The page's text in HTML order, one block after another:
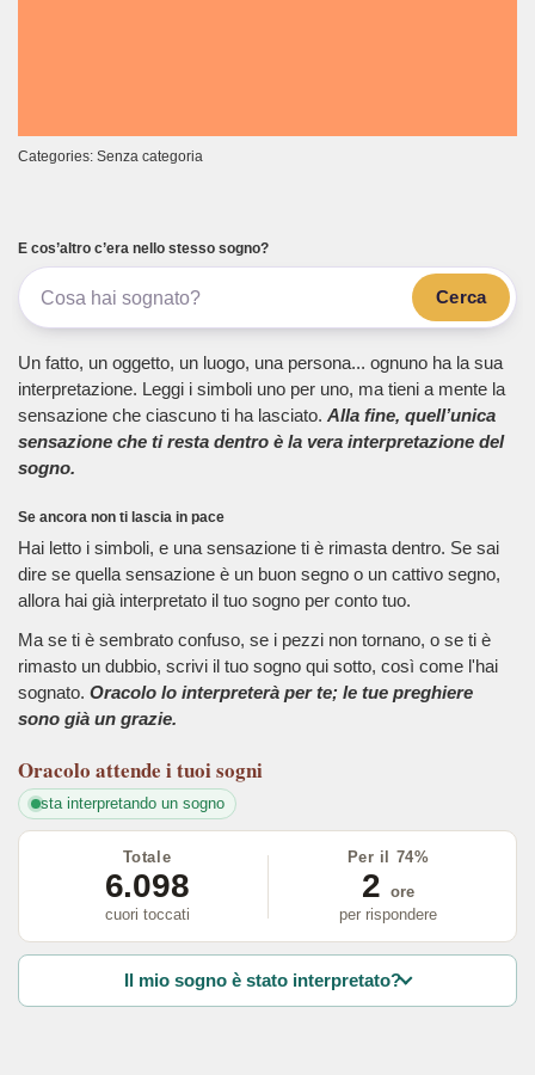
Categories: Senza categoria
E cos’altro c’era nello stesso sogno?
Cerca
Un fatto, un oggetto, un luogo, una persona... ognuno ha la sua
interpretazione. Leggi i simboli uno per uno, ma tieni a mente la
sensazione che ciascuno ti ha lasciato. Alla fine, quell’unica
sensazione che ti resta dentro è la vera interpretazione del
sogno.
Se ancora non ti lascia in pace
Hai letto i simboli, e una sensazione ti è rimasta dentro. Se sai
dire se quella sensazione è un buon segno o un cattivo segno,
allora hai già interpretato il tuo sogno per conto tuo.
Ma se ti è sembrato confuso, se i pezzi non tornano, o se ti è
rimasto un dubbio, scrivi il tuo sogno qui sotto, così come l'hai
sognato. Oracolo lo interpreterà per te; le tue preghiere
sono già un grazie.
Oracolo attende i tuoi sogni
sta interpretando un sogno
Totale
6.098
cuori toccati
Per il 74%
2 ore
per rispondere
Il mio sogno è stato interpretato?